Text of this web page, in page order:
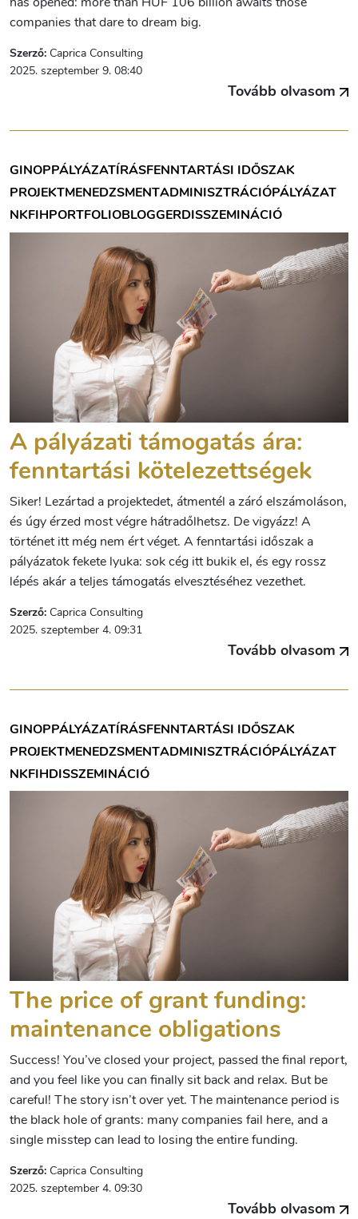
companies that dare to dream big.
Szerző: Caprica Consulting
2025. szeptember 9. 08:40
Tovább olvasom
GINOPPÁLYÁZATÍRÁSFENNTARTÁSI IDŐSZAK
PROJEKTMENEDZSMENTADMINISZTRÁCIÓPÁLYÁZAT
NKFIHPORTFOLIOBLOGGERDISSZEMINÁCIÓ
A pályázati támogatás ára:
fenntartási kötelezettségek
Siker! Lezártad a projektedet, átmentél a záró elszámoláson,
és úgy érzed most végre hátradőlhetsz. De vigyázz! A
történet itt még nem ért véget. A fenntartási időszak a
pályázatok fekete lyuka: sok cég itt bukik el, és egy rossz
lépés akár a teljes támogatás elvesztéséhez vezethet.
Szerző: Caprica Consulting
2025. szeptember 4. 09:31
Tovább olvasom
GINOPPÁLYÁZATÍRÁSFENNTARTÁSI IDŐSZAK
PROJEKTMENEDZSMENTADMINISZTRÁCIÓPÁLYÁZAT
NKFIHDISSZEMINÁCIÓ
The price of grant funding:
maintenance obligations
Success! You’ve closed your project, passed the final report,
and you feel like you can finally sit back and relax. But be
careful! The story isn’t over yet. The maintenance period is
the black hole of grants: many companies fail here, and a
single misstep can lead to losing the entire funding.
Szerző: Caprica Consulting
2025. szeptember 4. 09:30
Tovább olvasom